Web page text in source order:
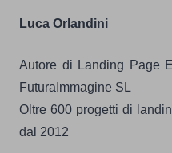
Luca Orlandini
Autore di Landing Page
FuturaImmagine SL
Oltre 600 progetti di
dal 2012